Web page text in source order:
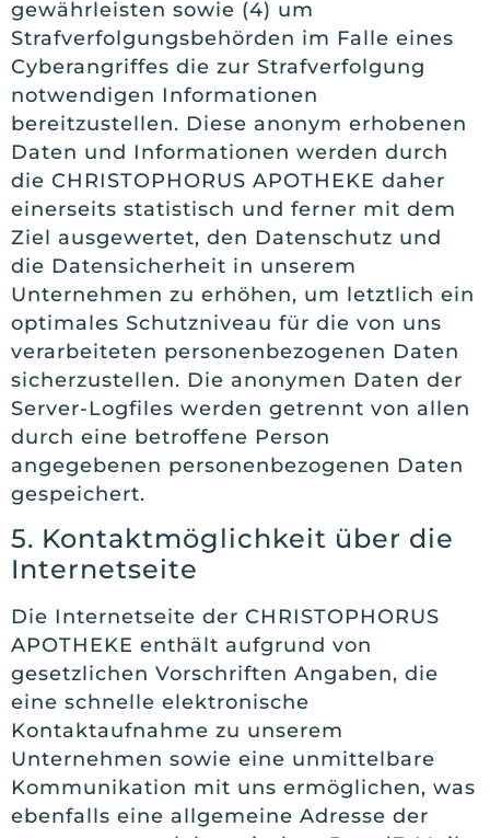
gewährleisten sowie (4) um
Strafverfolgungsbehörden im Falle eines
Cyberangriffes die zur Strafverfolgung
notwendigen Informationen
bereitzustellen. Diese anonym erhobenen
Daten und Informationen werden durch
die CHRISTOPHORUS APOTHEKE daher
einerseits statistisch und ferner mit dem
Ziel ausgewertet, den Datenschutz und
die Datensicherheit in unserem
Unternehmen zu erhöhen, um letztlich ein
optimales Schutzniveau für die von uns
verarbeiteten personenbezogenen Daten
sicherzustellen. Die anonymen Daten der
Server-Logfiles werden getrennt von allen
durch eine betroffene Person
angegebenen personenbezogenen Daten
gespeichert.
5. Kontaktmöglichkeit über die
Internetseite
Die Internetseite der CHRISTOPHORUS
APOTHEKE enthält aufgrund von
gesetzlichen Vorschriften Angaben, die
eine schnelle elektronische
Kontaktaufnahme zu unserem
Unternehmen sowie eine unmittelbare
Kommunikation mit uns ermöglichen, was
ebenfalls eine allgemeine Adresse der